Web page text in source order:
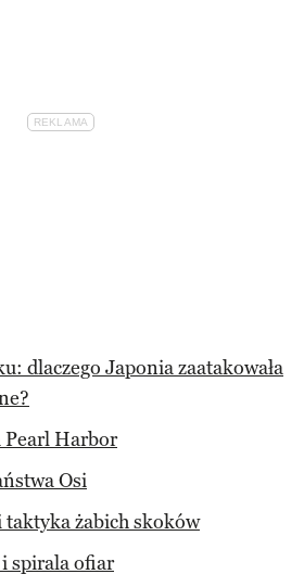
dlaczego Japonia zaatakowała
Pearl Harbor
Osi
żabich skoków
spirala ofiar